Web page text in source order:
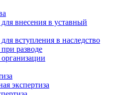
внесения в уставный
вступления в наследство
разводе
экспертиза